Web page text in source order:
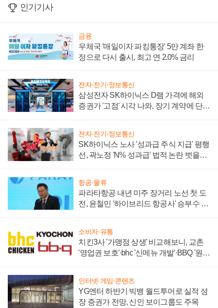
인기기사
금융
우체국 '매일이자 파킹통장' 5만 계좌 한
정으로 다시 출시, 최고 연 2.0% 금리
전자·전기·정보통신
삼성전자 SK하이닉스 D램 가격에 해외
증권가 '고점' 시각 나와, 장기 계약에 단점
전자·전기·정보통신
SK하이닉스 노사 '성과급 주식 지급' 평행
선, 곽노정 'N% 성과급' 법적 논란 벗을지
항공·물류
파라타항공 내년 미주 장거리 노선 첫 도
전, 윤철민 '하이브리드 항공사' 승부수 통
소비자·유통
치킨3사 '가맹점 상생' 비교해보니, 교촌
'영업권 보호'·bhc '신메뉴 개발'·BBQ '원가
인터넷·게임·콘텐츠
YG엔터 하반기 빅뱅 월드투어로 실적 성
장 증권가 전망, 신인 보이그룹도 주목